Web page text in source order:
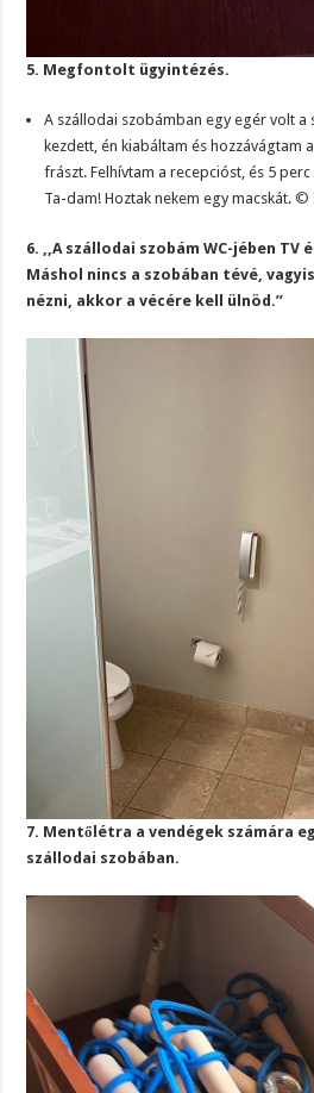
5. Megfontolt ügyintézés.
A szállodai szobámban egy egér volt a
kezdett, én kiabáltam és hozzávágtam
frászt. Felhívtam a recepcióst, és 5
Ta-dam! Hoztak nekem egy macskát.©
6. ,,A szállodai szobám WC-jében
Máshol nincs a szobában tévé,
nézni, akkor a vécére kell ülnöd.”
7. Mentőlétra a vendégek számára
szállodai szobában.